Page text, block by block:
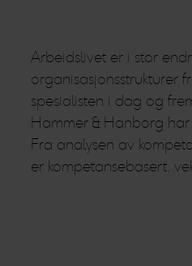
Arbeidslivet er i stor
organisasjonsstrukturer
spesialisten i dag og
Hammer & Hanborg har
Fra analysen av
er kompetansebasert,